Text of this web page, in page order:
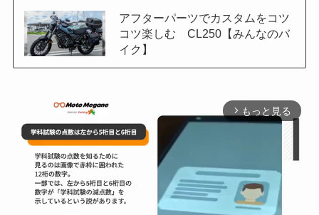
アフターパーツでカスタムをコツ
コツ楽しむ CL250【みんなのバ
イク】
arrow_forward_ios もっと見る